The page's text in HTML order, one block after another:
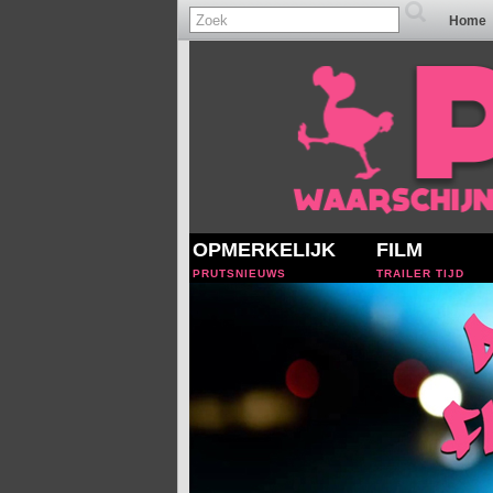
Home
OPMERKELIJK
PRUTSNIEUWS
FILM
TRAILER TIJD